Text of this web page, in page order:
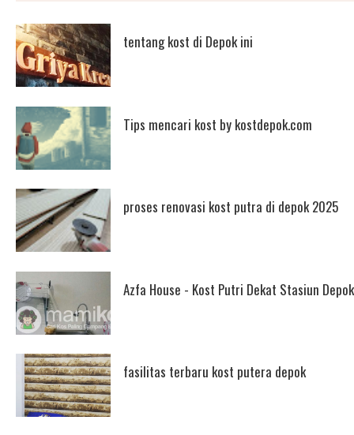
tentang kost di Depok ini
Tips mencari kost by kostdepok.com
proses renovasi kost putra di depok 2025
Azfa House - Kost Putri Dekat Stasiun Depok
fasilitas terbaru kost putera depok